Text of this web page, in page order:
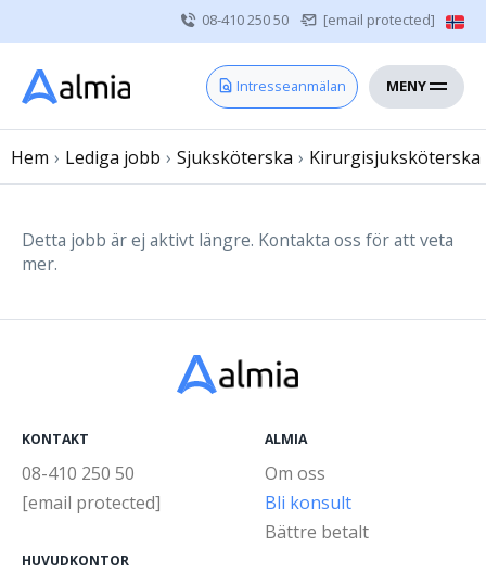
08-410 250 50 [email protected]
Intresseanmälan MENY
Hem
Vårdgivare
Om oss
Sjuksköterska
Läkare
Hem › Lediga jobb › Sjuksköterska › Kirurgisjuksköterska
Detta jobb är ej aktivt längre. Kontakta oss för att veta
mer.
KONTAKT
08-410 250 50
[email protected]
HUVUDKONTOR
ALMIA
Om oss
Bli konsult
Bättre betalt